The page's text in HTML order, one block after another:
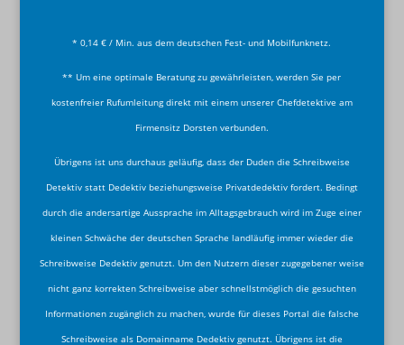
* 0,14 € / Min. aus dem deutschen Fest- und Mobilfunknetz.
** Um eine optimale Beratung zu gewährleisten, werden Sie per
kostenfreier Rufumleitung direkt mit einem unserer Chefdetektive am
Firmensitz Dorsten verbunden.
Übrigens ist uns durchaus geläufig, dass der Duden die Schreibweise
Detektiv statt Dedektiv beziehungsweise Privatdedektiv fordert. Bedingt
durch die andersartige Aussprache im Alltagsgebrauch wird im Zuge einer
kleinen Schwäche der deutschen Sprache landläufig immer wieder die
Schreibweise Dedektiv genutzt. Um den Nutzern dieser zugegebener weise
nicht ganz korrekten Schreibweise aber schnellstmöglich die gesuchten
Informationen zugänglich zu machen, wurde für dieses Portal die falsche
Schreibweise als Domainname Dedektiv genutzt. Übrigens ist die